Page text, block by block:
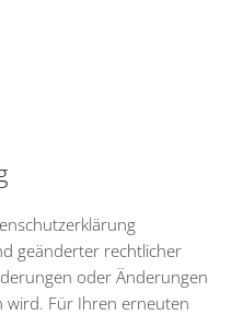
geänderter rechtlicher
oder Änderungen
wird. Für Ihren erneuten